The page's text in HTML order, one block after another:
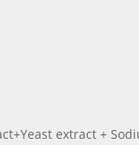
extract +